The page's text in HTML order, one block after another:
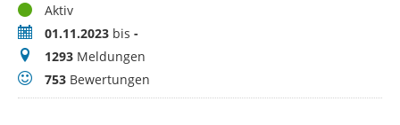
StatusAktiv
Zeitraum01.11.2023 bis -
Meldungen
1293 Meldungen
Bewertungen
753 Bewertungen